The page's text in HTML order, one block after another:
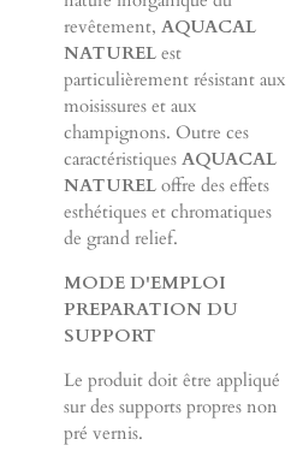
revêtement, AQUACAL
NATUREL est
particulièrement résistant aux
moisissures et aux
champignons. Outre ces
caractéristiques AQUACAL
NATUREL offre des effets
esthétiques et chromatiques
de grand relief.
MODE D'EMPLOI
PREPARATION DU
SUPPORT
Le produit doit être appliqué
sur des supports propres non
pré vernis.